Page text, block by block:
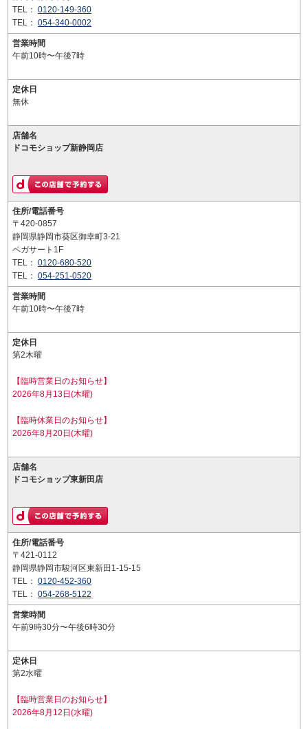
TEL： 0120-149-360
TEL： 054-340-0002
営業時間
午前10時〜午後7時
定休日
無休
店舗名
ドコモショップ新静岡店
住所/電話番号
〒420-0857
静岡県静岡市葵区御幸町3-21
ペガサート1F
TEL： 0120-680-520
TEL： 054-251-0520
営業時間
午前10時〜午後7時
定休日
第2木曜
【臨時営業日のお知らせ】
2026年8月13日(木曜)
【臨時休業日のお知らせ】
2026年8月20日(木曜)
店舗名
ドコモショップ東新田店
住所/電話番号
〒421-0112
静岡県静岡市駿河区東新田1-15-15
TEL： 0120-452-360
TEL： 054-268-5122
営業時間
午前9時30分〜午後6時30分
定休日
第2水曜
【臨時営業日のお知らせ】
2026年8月12日(水曜)